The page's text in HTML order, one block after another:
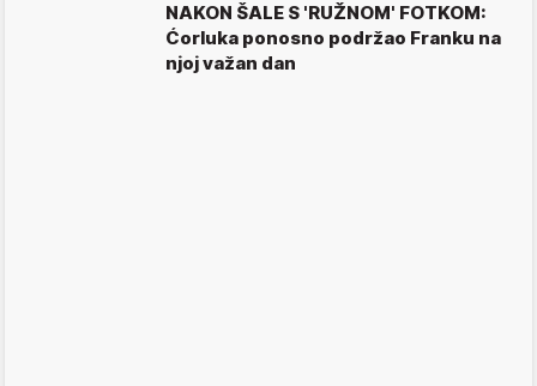
NAKON ŠALE S 'RUŽNOM' FOTKOM:
Ćorluka ponosno podržao Franku na
njoj važan dan